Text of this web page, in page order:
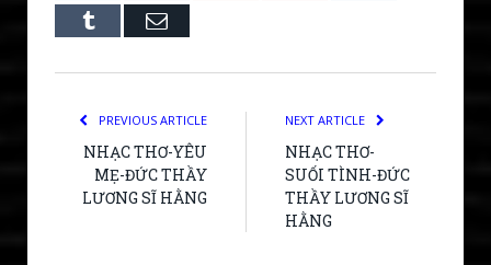
Tumblr Email
PREVIOUS ARTICLE
NHẠC THƠ-YÊU
MẸ-ĐỨC THẦY
LƯƠNG SĨ HẰNG
NEXT ARTICLE
NHẠC THƠ-
SUỐI TÌNH-ĐỨC
THẦY LƯƠNG SĨ
HẰNG